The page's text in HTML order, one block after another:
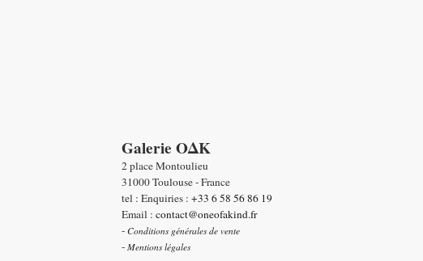
Galerie OΔK
2 place Montoulieu
31000 Toulouse - France
tel : Enquiries : +33 6 58 56 86 19
Email : contact@oneofakind.fr
- Conditions générales de vente
- Mentions légales